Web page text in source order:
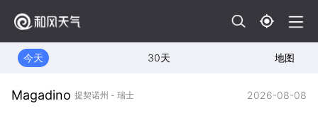
今天 30天 地图
Magadino 提契诺州 - 瑞士 2026-08-08